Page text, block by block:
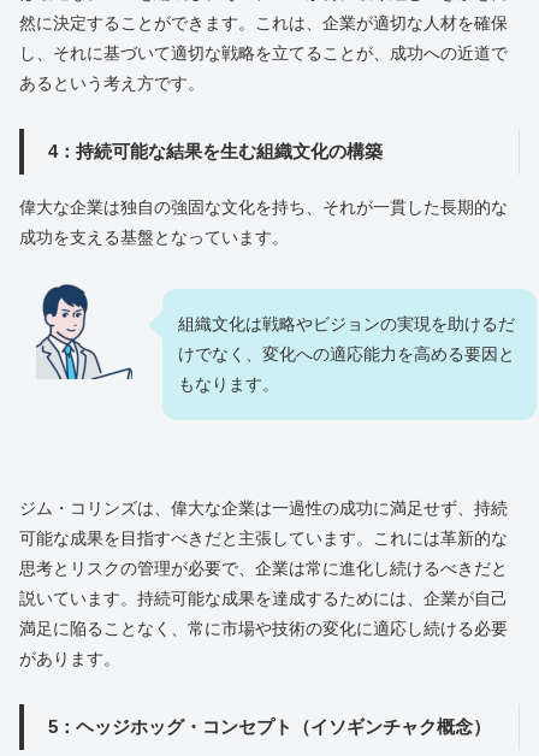
然に決定することができます。これは、企業が適切な人材を確保
し、それに基づいて適切な戦略を立てることが、成功への近道で
あるという考え方です。
4：持続可能な結果を生む組織文化の構築
偉大な企業は独自の強固な文化を持ち、それが一貫した長期的な
成功を支える基盤となっています。
組織文化は戦略やビジョンの実現を助けるだ
けでなく、変化への適応能力を高める要因と
もなります。
ジム・コリンズは、偉大な企業は一過性の成功に満足せず、持続
可能な成果を目指すべきだと主張しています。これには革新的な
思考とリスクの管理が必要で、企業は常に進化し続けるべきだと
説いています。持続可能な成果を達成するためには、企業が自己
満足に陥ることなく、常に市場や技術の変化に適応し続ける必要
があります。
5：ヘッジホッグ・コンセプト（イソギンチャク概念）